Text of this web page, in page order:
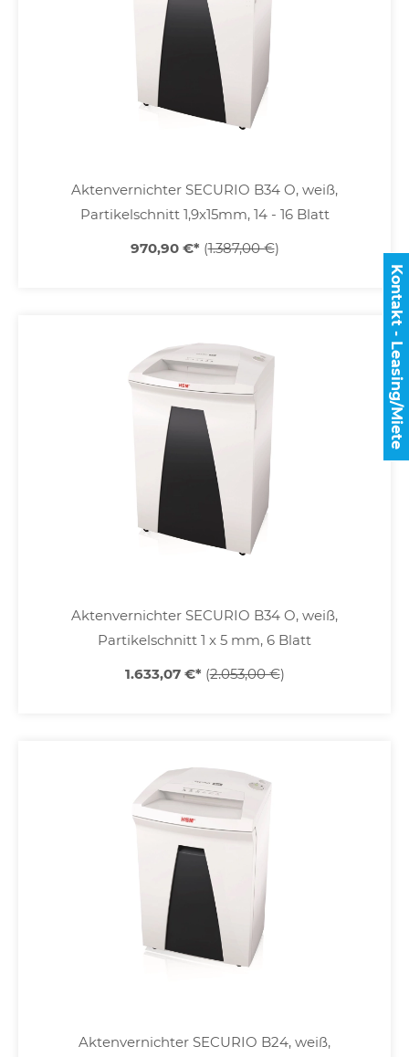
Aktenvernichter SECURIO B34 O, weiß,
Partikelschnitt 1,9x15mm, 14 - 16 Blatt
970,90 €* (1.387,00 €)
Aktenvernichter SECURIO B34 O, weiß,
Partikelschnitt 1 x 5 mm, 6 Blatt
1.633,07 €* (2.053,00 €)
Aktenvernichter SECURIO B24, weiß,
Kontakt - Leasing/Miete